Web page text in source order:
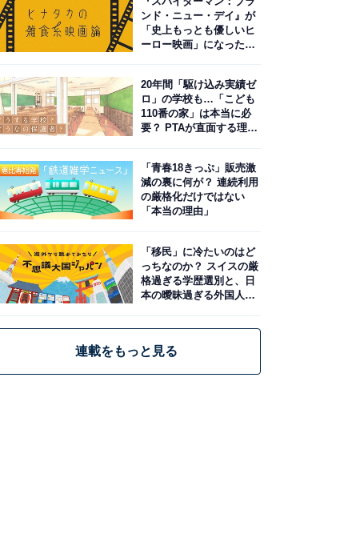
ンド・ニュー・デイ』が
「史上もっとも優しいヒ
ーロー映画」になった理
20年間「駆け込み実績ゼ
ロ」の学校も…「こども
110番の家」は本当に必
要？ PTAが直面する理想
「青春18きっぷ」販売激
減の裏に何が？ 連続利用
の厳格化だけではない
「本当の理由」
「移民」に冷たいのはど
っちなのか？ スイスの厳
格過ぎる学歴選別と、日
本の曖昧過ぎる外国人政
連載をもっと見る